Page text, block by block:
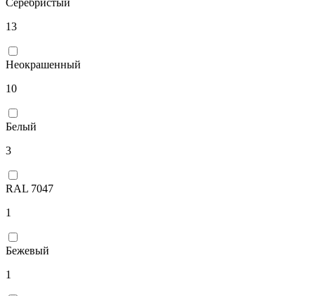
13
Неокрашенный
10
Белый
3
RAL 7047
1
Бежевый
1